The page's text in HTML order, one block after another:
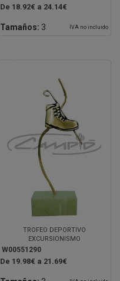
De 18.92€ a 24.14€
Tamaños: 3 IVA no incluido
TROFEO DEPORTIVO
EXCURSIONISMO
W00551290
De 19.98€ a 21.69€